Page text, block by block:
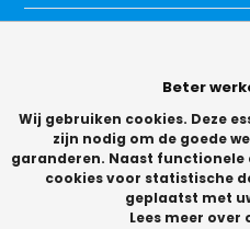
Contact
Beter
Wij gebruiken cookies. Deze
zijn nodig om de goede
garanderen. Naast functionele
cookies voor statistische
geplaatst met
Lees meer over